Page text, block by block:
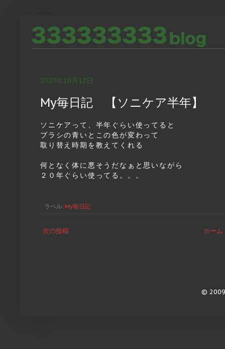
2020年10月12日
My毎日記 【ソニケア半年】
ソニケアって、半年ぐらい使ってると
ブラシの青いとこの色が変わって
取り替え時期を教えてくれる
何となく体に悪そうだなぁと思いながら
２０年ぐらい使ってる。。。
ラベル: My毎日記
次の投稿 ホーム
©